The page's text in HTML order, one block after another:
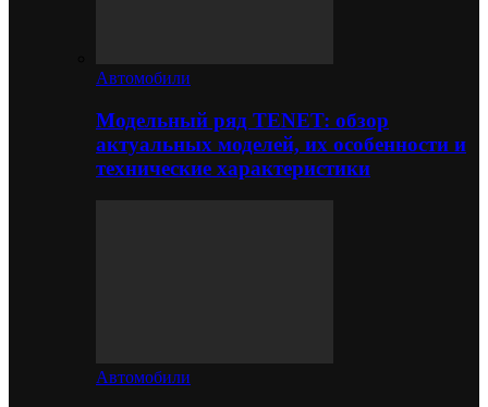
Автомобили
Модельный ряд TENET: обзор
актуальных моделей, их особенности и
технические характеристики
Автомобили